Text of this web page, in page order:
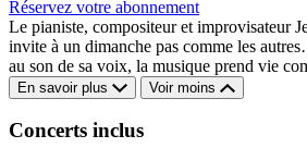
Réservez votre abonnement
Le pianiste, compositeur et improvisateur
invite à un dimanche pas comme les
au son de sa voix, la musique prend vie
En savoir plus Voir moins
Concerts inclus